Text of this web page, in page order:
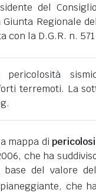
del
Regionale
la D.G.R. n.
pericolosità
terremoti. La
mappa di
che ha
del valore
che